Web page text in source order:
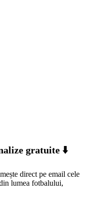
gratuite ⬇️
direct pe email cele
lumea fotbalului,